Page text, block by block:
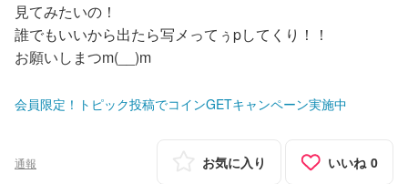
見てみたいの！
誰でもいいから出たら写メってぅpしてくり！！
お願いしまつm(__)m
会員限定！トピック投稿でコインGETキャンペーン実施中
通報 お気に入り いいね 0